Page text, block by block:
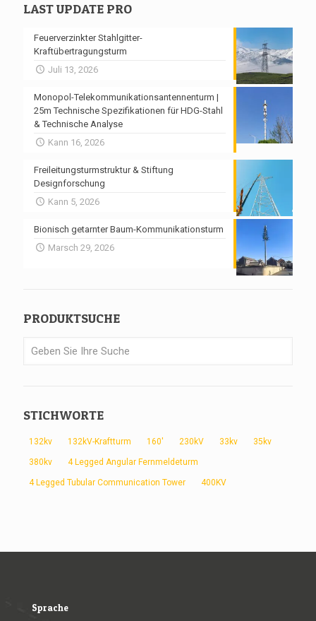
LAST UPDATE PRO
Feuerverzinkter Stahlgitter-
Kraftübertragungsturm
Juli 13, 2026
Monopol-Telekommunikationsantennenturm |
25m Technische Spezifikationen für HDG-Stahl
& Technische Analyse
Kann 16, 2026
Freileitungsturmstruktur & Stiftung
Designforschung
Kann 5, 2026
Bionisch getarnter Baum-Kommunikationsturm
Marsch 29, 2026
PRODUKTSUCHE
STICHWORTE
132kv 132kV-Kraftturm 160' 230kV 33kv 35kv
380kv 4 Legged Angular Fernmeldeturm
4 Legged Tubular Communication Tower 400KV
Sprache